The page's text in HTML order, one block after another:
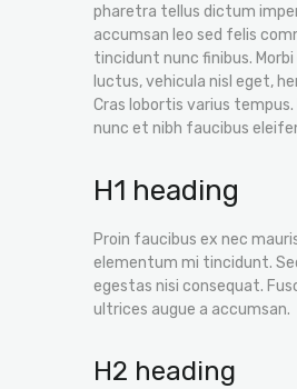
pharetra tellus dictum
accumsan leo sed felis
tincidunt nunc finibus. Morbi
luctus, vehicula nisl eget,
Cras lobortis varius tempus.
nunc et nibh faucibus
H1 heading
Proin faucibus ex nec
elementum mi tincidunt.
egestas nisi consequat.
ultrices augue a accumsan.
H2 heading